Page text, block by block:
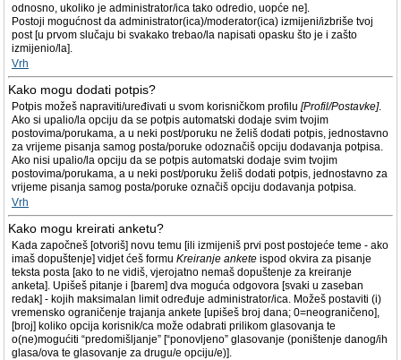
odnosno, ukoliko je administrator/ica tako odredio, uopće ne].
Postoji mogućnost da administrator(ica)/moderator(ica) izmijeni/izbriše tvoj
post [u prvom slučaju bi svakako trebao/la napisati opasku što je i zašto
izmijenio/la].
Vrh
Kako mogu dodati potpis?
Potpis možeš napraviti/uređivati u svom korisničkom profilu [Profil/Postavke].
Ako si upalio/la opciju da se potpis automatski dodaje svim tvojim
postovima/porukama, a u neki post/poruku ne želiš dodati potpis, jednostavno
za vrijeme pisanja samog posta/poruke odoznačiš opciju dodavanja potpisa.
Ako nisi upalio/la opciju da se potpis automatski dodaje svim tvojim
postovima/porukama, a u neki post/poruku želiš dodati potpis, jednostavno za
vrijeme pisanja samog posta/poruke označiš opciju dodavanja potpisa.
Vrh
Kako mogu kreirati anketu?
Kada započneš [otvoriš] novu temu [ili izmijeniš prvi post postojeće teme - ako
imaš dopuštenje] vidjet ćeš formu Kreiranje ankete ispod okvira za pisanje
teksta posta [ako to ne vidiš, vjerojatno nemaš dopuštenje za kreiranje
anketa]. Upišeš pitanje i [barem] dva moguća odgovora [svaki u zaseban
redak] - kojih maksimalan limit određuje administrator/ica. Možeš postaviti (i)
vremensko ograničenje trajanja ankete [upišeš broj dana; 0=neograničeno],
[broj] koliko opcija korisnik/ca može odabrati prilikom glasovanja te
o(ne)mogućiti “predomišljanje” [“ponovljeno” glasovanje (poništenje danog/ih
glasa/ova te glasovanje za drugu/e opciju/e)].